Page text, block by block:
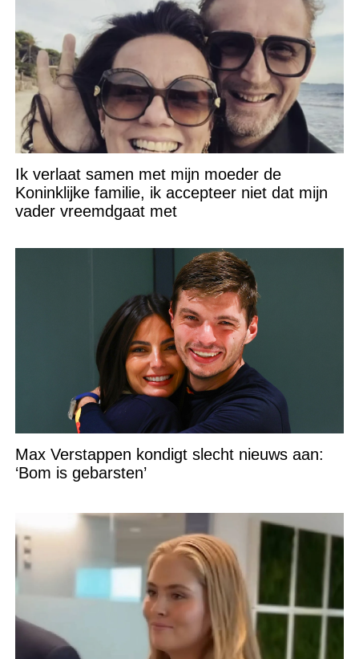
Ik verlaat samen met mijn moeder de
Koninklijke familie, ik accepteer niet dat mijn
vader vreemdgaat met
Max Verstappen kondigt slecht nieuws aan:
‘Bom is gebarsten’